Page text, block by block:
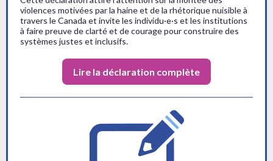
violences motivées par la haine et de la rhétorique nuisible à
travers le Canada et invite les individu·e·s et les institutions
à faire preuve de clarté et de courage pour construire des
systèmes justes et inclusifs.
Lire la déclaration complète